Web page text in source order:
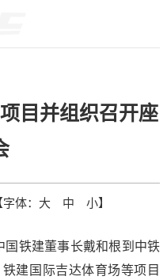
目并组织召开座
体： 大 中 小】
国铁建董事长戴和根到中铁
建国际吉达体育场等项目